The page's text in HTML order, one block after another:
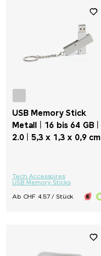
USB Memory Stick
Metall | 16 bis 64 GB |
2.0 | 5,3 x 1,3 x 0,9 cm
Tech Accessoires
USB Memory Sticks
Ab CHF 4.57 / Stück